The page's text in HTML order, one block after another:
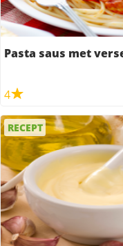
Pasta saus met
4
RECEPT